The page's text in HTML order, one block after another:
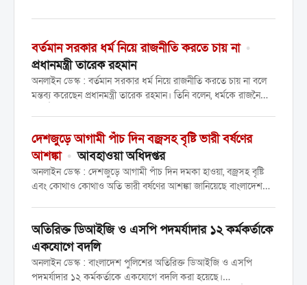
অধিকার আদায়, সাধারণ সভা আহ্বান এবং
প্রতিবাদ সভা অনুষ্ঠিত হয়েছে।...
বর্তমান সরকার ধর্ম নিয়ে রাজনীতি করতে চায় না •
প্রধানমন্ত্রী তারেক রহমান
অনলাইন ডেস্ক : বর্তমান সরকার ধর্ম নিয়ে রাজনীতি করতে চায় না বলে
মন্তব্য করেছেন প্রধানমন্ত্রী তারেক রহমান। তিনি বলেন, ধর্মকে রাজনৈতিক
দেশজুড়ে আগামী পাঁচ দিন বজ্রসহ বৃষ্টি ভারী বর্ষণের
আশঙ্কা • আবহাওয়া অধিদপ্তর
অনলাইন ডেস্ক : দেশজুড়ে আগামী পাঁচ দিন দমকা হাওয়া, বজ্রসহ বৃষ্টি
এবং কোথাও কোথাও অতি ভারী বর্ষণের আশঙ্কা জানিয়েছে বাংলাদেশ
অতিরিক্ত ডিআইজি ও এসপি পদমর্যাদার ১২ কর্মকর্তাকে
একযোগে বদলি
অনলাইন ডেস্ক : বাংলাদেশ পুলিশের অতিরিক্ত ডিআইজি ও এসপি
পদমর্যাদার ১২ কর্মকর্তাকে একযোগে বদলি করা হয়েছে।